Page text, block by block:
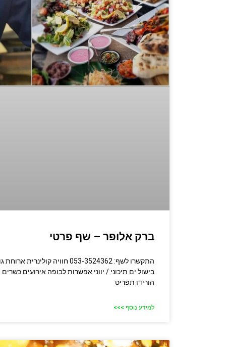
ברק אלופר – שף פרטי
התקשרו לשף: 053-3524362 חוויה
בישול ים תיכוני / יווני אפשרות לבופה אירועים
הורידו תפריט
למידע נוסף >>>